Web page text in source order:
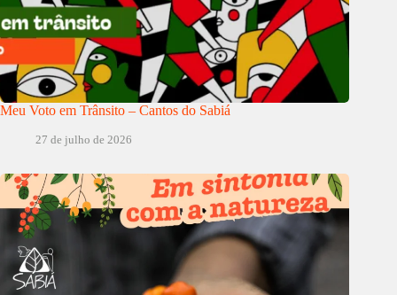
Meu Voto em Trânsito – Cantos do Sabiá
27 de julho de 2026